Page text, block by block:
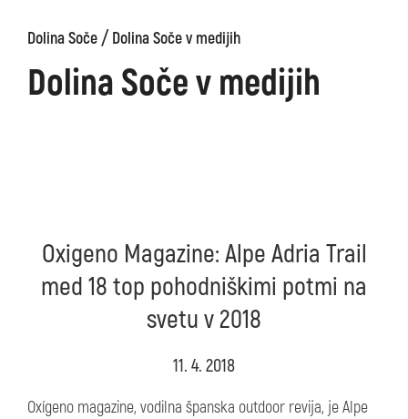
Dolina Soče/Dolina Soče v medijih
Dolina Soče v medijih
Oxigeno Magazine: Alpe Adria Trail
med 18 top pohodniškimi potmi na
svetu v 2018
11. 4. 2018
Oxígeno magazine, vodilna španska outdoor revija, je Alpe